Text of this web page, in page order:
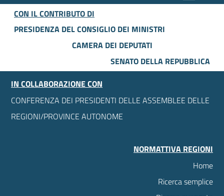
CON IL CONTRIBUTO DI
PRESIDENZA DEL CONSIGLIO DEI MINISTRI
CAMERA DEI DEPUTATI
SENATO DELLA REPUBBLICA
IN COLLABORAZIONE CON
CONFERENZA DEI PRESIDENTI DELLE ASSEMBLEE DELLE
REGIONI/PROVINCE AUTONOME
NORMATTIVA REGIONI
Home
Ricerca semplice